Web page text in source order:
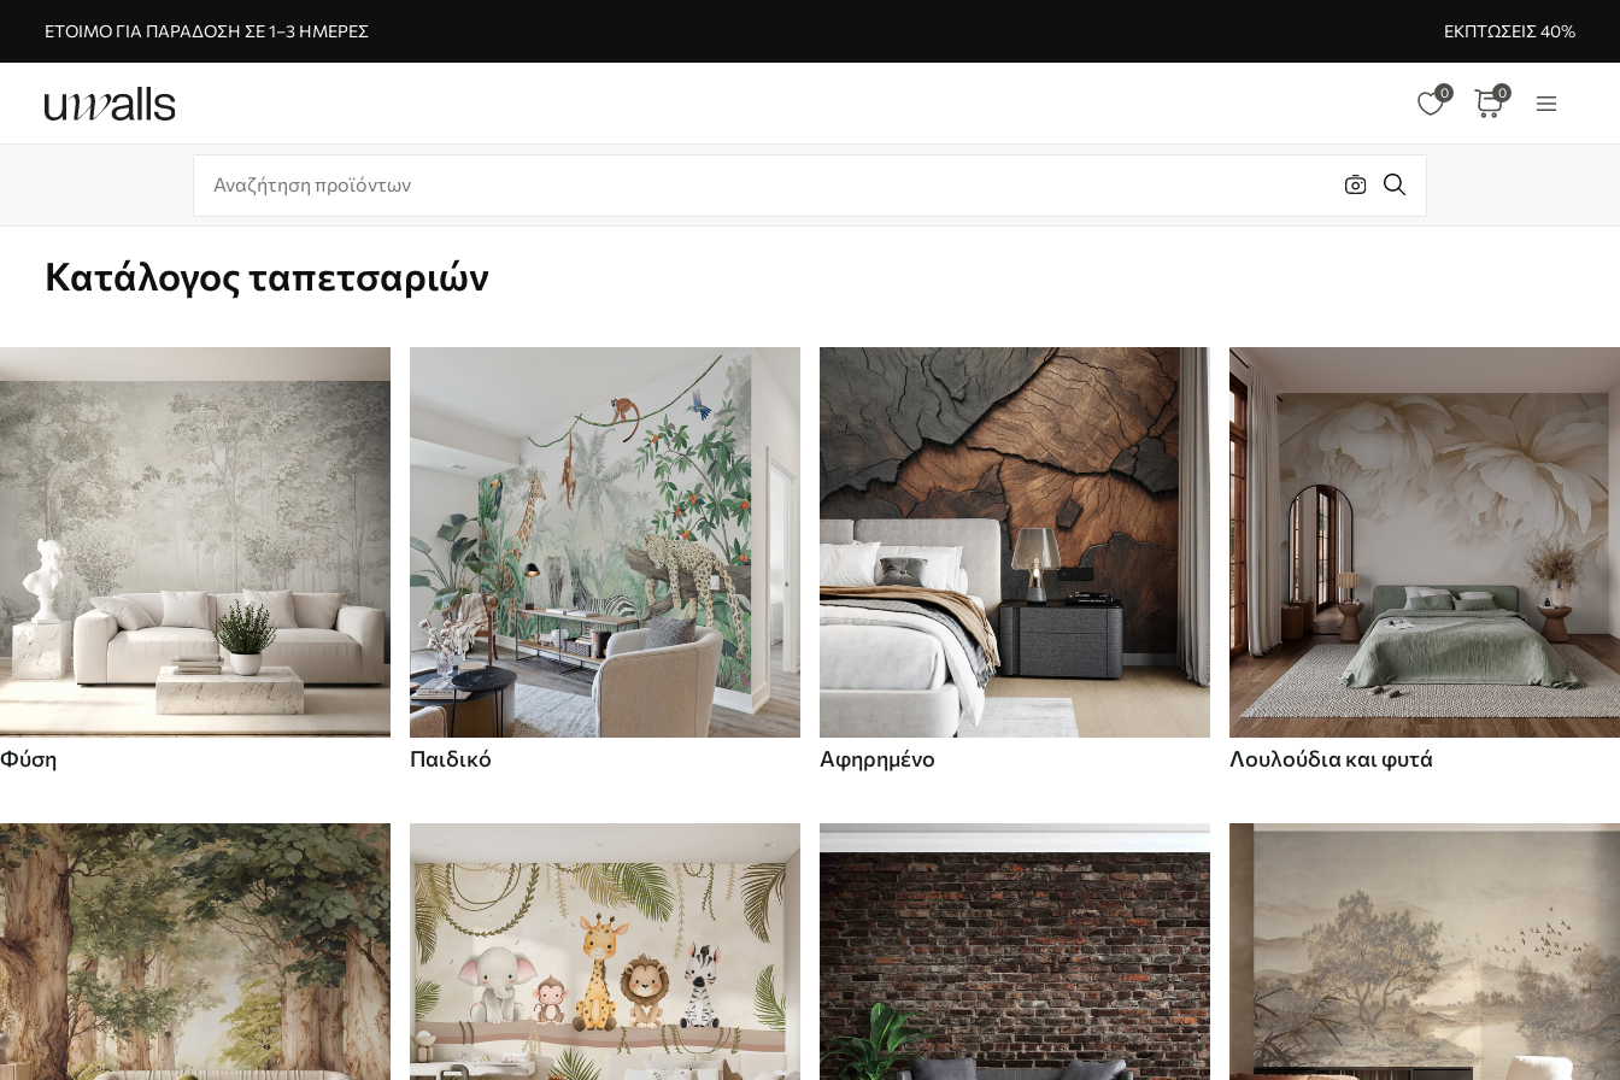
ΈΤΟΙΜΟ ΓΙΑ ΠΑΡΆΔΟΣΗ ΣΕ 1–3 ΗΜΈΡΕΣ ΕΚΠΤΏΣΕΙΣ 40%
0 0
Κατάλογος ταπετσαριών
Φύση Παιδικό Αφηρημένο Λουλούδια και φυτά